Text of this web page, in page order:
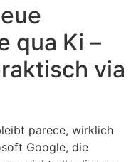
qua Ki –
via
parece, wirklich
Google, die